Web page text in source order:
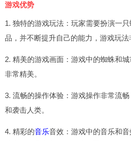
游戏优势
1. 独特的游戏玩法：玩家需要扮演一只
品，并不断提升自己的能力，游戏玩法
2. 精美的游戏画面：游戏中的蜘蛛和
非常精美。
3. 流畅的操作体验：游戏操作非常流
和袭击人类。
4. 精彩的音乐音效：游戏中的音乐和